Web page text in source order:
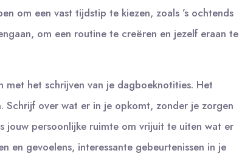
om een vast tijdstip te kiezen, zoals ’s ochtends
om een routine te creëren en jezelf eraan te
het schrijven van je dagboeknotities. Het
Schrijf over wat er in je opkomt, zonder je zorgen
jouw persoonlijke ruimte om vrijuit te uiten wat er
en gevoelens, interessante gebeurtenissen in je